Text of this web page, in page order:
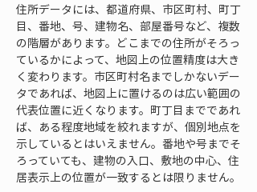
住所データには、都道府県、市区町村、町丁
目、番地、号、建物名、部屋番号など、複数
の階層があります。どこまでの住所がそろっ
ているかによって、地図上の位置精度は大き
く変わります。市区町村名までしかないデー
タであれば、地図上に置けるのは広い範囲の
代表位置に近くなります。町丁目までであれ
ば、ある程度地域を絞れますが、個別地点を
示しているとはいえません。番地や号までそ
ろっていても、建物の入口、敷地の中心、住
居表示上の位置が一致するとは限りません。